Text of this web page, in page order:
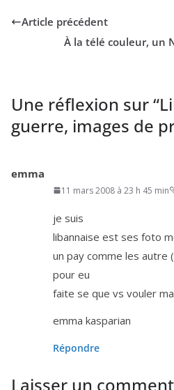
Article précédent
À la télé couleur, un
Une réflexion sur “
guerre, images de
emma
11 mars 2008 à 23 h 45 min
je suis
liban­naise est ses foto
un pay comme les autre
pour eu
faite se que vs vou­ler
emma kasparian
Répondre
Laisser un